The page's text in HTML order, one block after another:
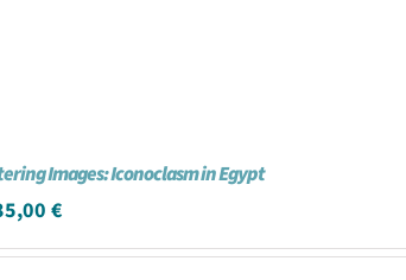
Images: Iconoclasm in Egypt
€